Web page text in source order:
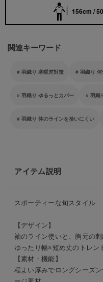
156cm /
関連キーワード
羽織り 寒暖差対策 羽織り 何
羽織り ゆるっとカバー 羽織
羽織り 体のラインを拾いにくい
アイテム説明
スポーティーな旬スタイル
【デザイン】
袖のライン使いと、胸元の
ゆったり幅×短め丈のトレン
【素材・機能】
程よい厚みでロングシーズ